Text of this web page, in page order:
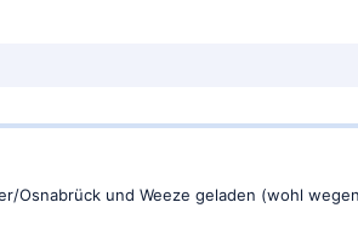
Osnabrück und Weeze geladen (wohl